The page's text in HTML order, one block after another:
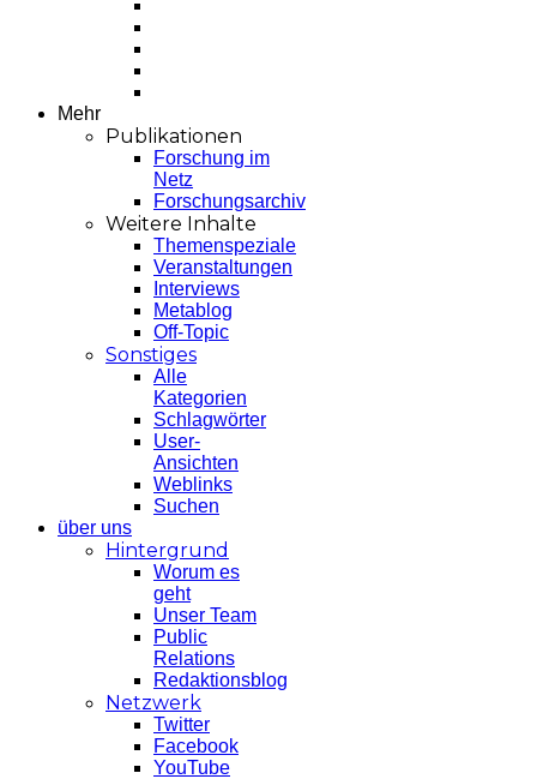
Mehr
Publikationen
Forschung im
Netz
Forschungsarchiv
Weitere Inhalte
Themenspeziale
Veranstaltungen
Interviews
Metablog
Off-Topic
Sonstiges
Alle
Kategorien
Schlagwörter
User-
Ansichten
Weblinks
Suchen
über uns
Hintergrund
Worum es
geht
Unser Team
Public
Relations
Redaktionsblog
Netzwerk
Twitter
Facebook
YouTube